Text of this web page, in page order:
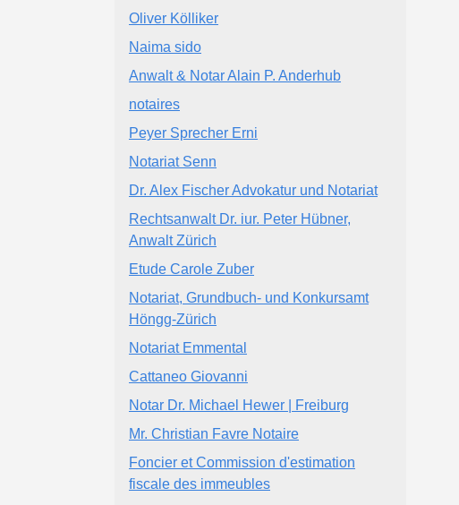
Oliver Kölliker
Naima sido
Anwalt & Notar Alain P. Anderhub
notaires
Peyer Sprecher Erni
Notariat Senn
Dr. Alex Fischer Advokatur und Notariat
Rechtsanwalt Dr. iur. Peter Hübner,
Anwalt Zürich
Etude Carole Zuber
Notariat, Grundbuch- und Konkursamt
Höngg-Zürich
Notariat Emmental
Cattaneo Giovanni
Notar Dr. Michael Hewer | Freiburg
Mr. Christian Favre Notaire
Foncier et Commission d'estimation
fiscale des immeubles